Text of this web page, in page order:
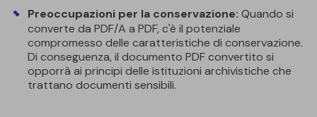
Preoccupazioni per la conservazione: Quando si
converte da PDF/A a PDF, c'è il potenziale
compromesso delle caratteristiche di conservazione.
Di conseguenza, il documento PDF convertito si
opporrà ai principi delle istituzioni archivistiche che
trattano documenti sensibili.